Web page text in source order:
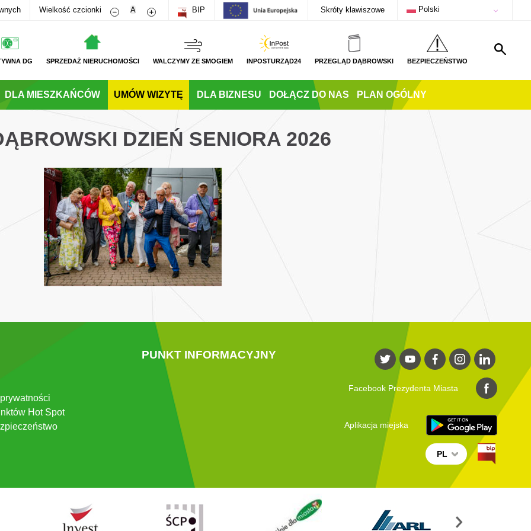
Wielkość czcionki Zmniejsz rozmiar czcionki
A Zwiększ rozmiar czcionki
BIP Skróty klawiszowe Polski
DG SPRZEDAŻ NIERUCHOMOŚCI WALCZYMY ZE SMOGIEM INPOSTURZĄD24 PRZEGLĄD DĄBROWSKI BEZPIECZEŃSTWO
DLA MIESZKAŃCÓW UMÓW WIZYTĘ DLA BIZNESU DOŁĄCZ DO NAS PLAN OGÓLNY
DZIEŃ SENIORA 2026
Hot Spot
PUNKT INFORMACYJNY
Facebook Prezydenta Miasta
Aplikacja miejska
PL